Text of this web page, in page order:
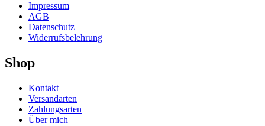
Impressum
AGB
Datenschutz
Widerrufsbelehrung
Shop
Kontakt
Versandarten
Zahlungsarten
Über mich